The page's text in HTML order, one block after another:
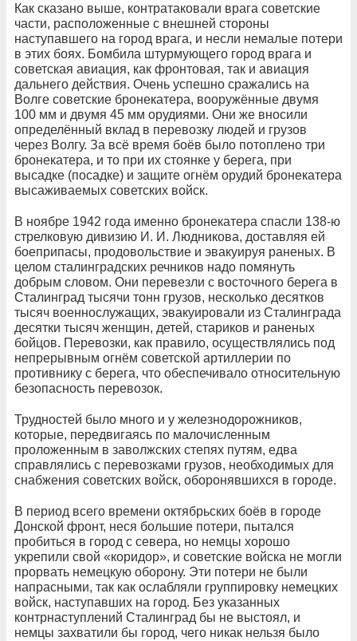
Как сказано выше, контратаковали врага советские
части, расположенные с внешней стороны
наступавшего на город врага, и несли немалые потери
в этих боях. Бомбила штурмующего город врага и
советская авиация, как фронтовая, так и авиация
дальнего действия. Очень успешно сражались на
Волге советские бронекатера, вооружённые двумя
100 мм и двумя 45 мм орудиями. Они же вносили
определённый вклад в перевозку людей и грузов
через Волгу. За всё время боёв было потоплено три
бронекатера, и то при их стоянке у берега, при
высадке (посадке) и защите огнём орудий бронекатера
высаживаемых советских войск.
В ноябре 1942 года именно бронекатера спасли 138-ю
стрелковую дивизию И. И. Людникова, доставляя ей
боеприпасы, продовольствие и эвакуируя раненых. В
целом сталинградских речников надо помянуть
добрым словом. Они перевезли с восточного берега в
Сталинград тысячи тонн грузов, несколько десятков
тысяч военнослужащих, эвакуировали из Сталинграда
десятки тысяч женщин, детей, стариков и раненых
бойцов. Перевозки, как правило, осуществлялись под
непрерывным огнём советской артиллерии по
противнику с берега, что обеспечивало относительную
безопасность перевозок.
Трудностей было много и у железнодорожников,
которые, передвигаясь по малочисленным
проложенным в заволжских степях путям, едва
справлялись с перевозками грузов, необходимых для
снабжения советских войск, оборонявшихся в городе.
В период всего времени октябрьских боёв в городе
Донской фронт, неся большие потери, пытался
пробиться в город с севера, но немцы хорошо
укрепили свой «коридор», и советские войска не могли
прорвать немецкую оборону. Эти потери не были
напрасными, так как ослабляли группировку немецких
войск, наступавших на город. Без указанных
контрнаступлений Сталинград бы не выстоял, и
немцы захватили бы город, чего никак нельзя было